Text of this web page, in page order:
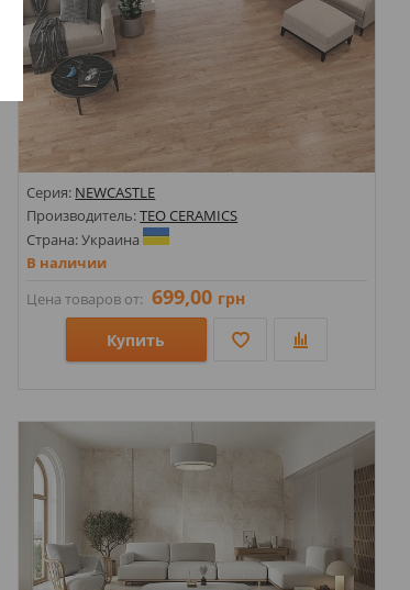
Серия: NEWCASTLE
Производитель:TEO CERAMICS
Страна: Украина
В наличии
Цена товаров от: 699,00 грн
Купить
Стили: Под дерево; Под ламинат; Под паркет;
Цвета: